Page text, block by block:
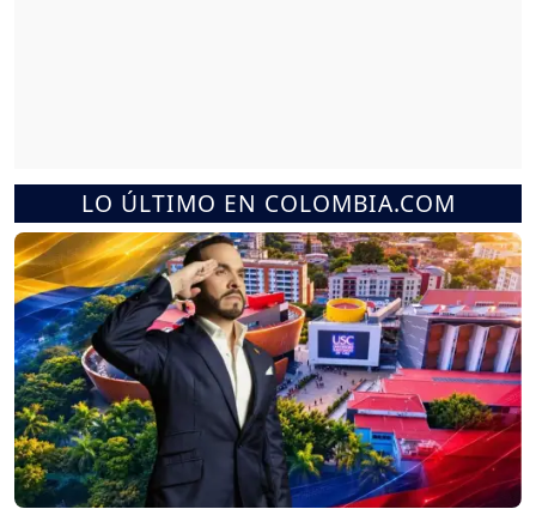
LO ÚLTIMO EN COLOMBIA.COM